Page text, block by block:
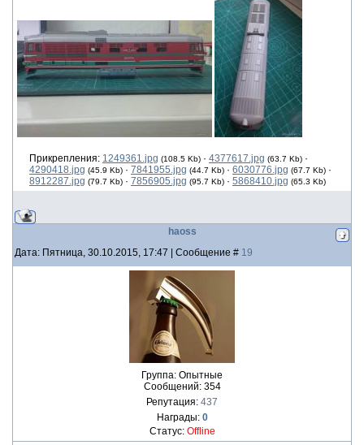
Прикрепления: 1249361.jpg (108.5 Kb) · 4377617.jpg (63.7 Kb) ·
4290418.jpg (45.9 Kb) · 7841955.jpg (44.7 Kb) · 6030776.jpg (67.7 Kb) ·
8912287.jpg (79.7 Kb) · 7856905.jpg (95.7 Kb) · 5868410.jpg (65.3 Kb)
haoss
Дата: Пятница, 30.10.2015, 17:47 | Сообщение # 19
Группа: Опытные
Сообщений: 354
Репутация: 437
Награды: 0
Статус: Offline